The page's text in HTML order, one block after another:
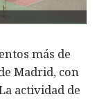
más de
Madrid, con
actividad de